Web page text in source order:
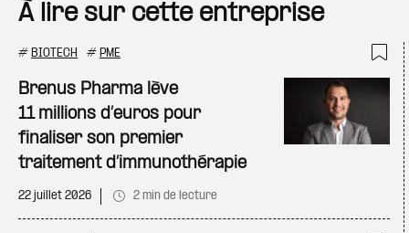
À lire sur cette entreprise
# BIOTECH # PME
Brenus Pharma lève
11 millions d’euros pour
finaliser son premier
traitement d’immunothérapie
22 juillet 2026 2 min de lecture